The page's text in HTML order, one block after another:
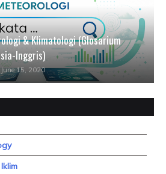
& Klimatologi (Glosarium
Inggris)
15, 2020